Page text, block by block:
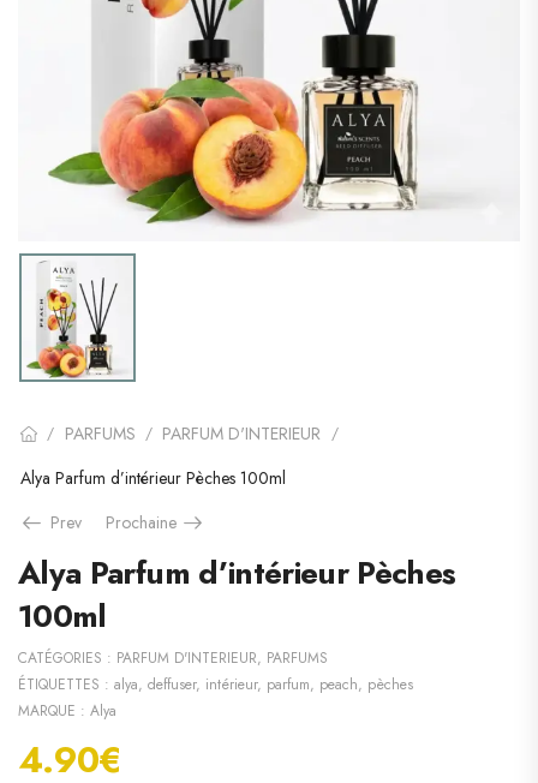
/ PARFUMS / PARFUM D'INTERIEUR /
Alya Parfum d’intérieur Pèches 100ml
Prev
Prochaine
Alya Parfum d’intérieur Pèches
100ml
CATÉGORIES : PARFUM D'INTERIEUR, PARFUMS
ÉTIQUETTES : alya, deffuser, intérieur, parfum, peach, pèches
MARQUE : Alya
4.90€